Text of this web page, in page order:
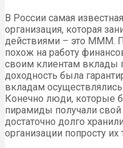
В России самая
организация, которая
действиями – это МММ.
похож на работу
своим клиентам вклады
доходность была
вкладам осуществлялись
Конечно люди, которые
пирамиды получали
достаточно долго
организации попросту их